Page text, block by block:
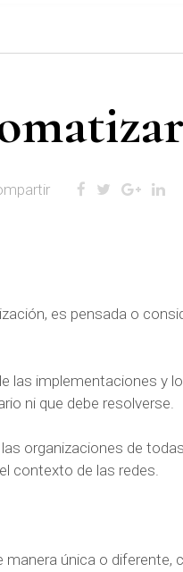
es pensada o
las implementaciones y
ni que debe resolverse.
organizaciones de
contexto de las redes.
única o diferente,